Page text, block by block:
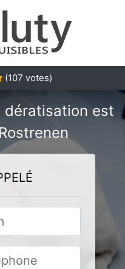
(107 votes)
dératisation est